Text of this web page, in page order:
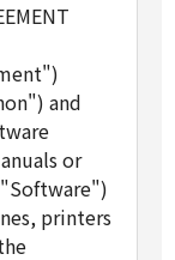
and
or
printers